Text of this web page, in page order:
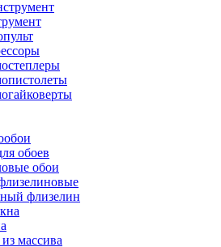
обоев
обои
флизелин
массива